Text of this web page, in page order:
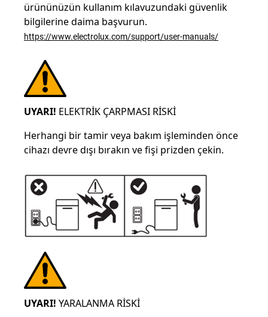
ürününüzün kullanım kılavuzundaki güvenlik
bilgilerine daima başvurun.
https://www.electrolux.com/support/user-manuals/
UYARI! ELEKTRİK ÇARPMASI RİSKİ
Herhangi bir tamir veya bakım işleminden önce
cihazı devre dışı bırakın ve fişi prizden çekin.
UYARI! YARALANMA RİSKİ